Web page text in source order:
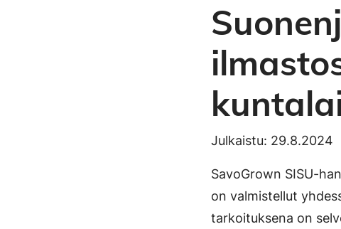
Julkaistu: 29.8.2024
SavoGrown SISU-
on valmistellut
tarkoituksena on